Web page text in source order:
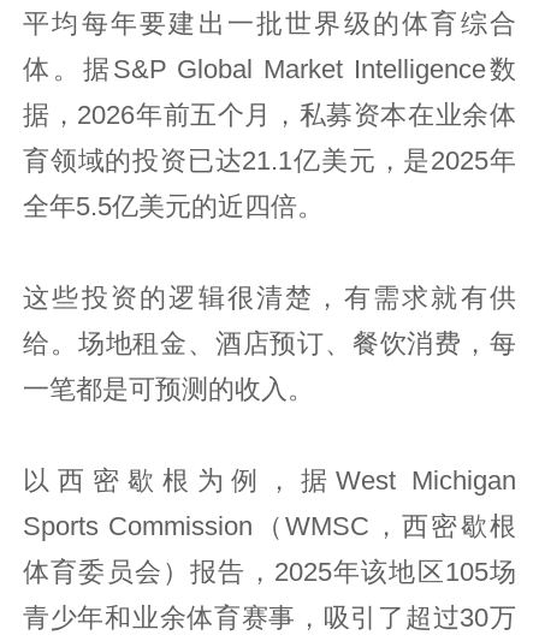
平均每年要建出一批世界级的体育综合
体。据S&P Global Market Intelligence数
据，2026年前五个月，私募资本在业余体
育领域的投资已达21.1亿美元，是2025年
全年5.5亿美元的近四倍。
这些投资的逻辑很清楚，有需求就有供
给。场地租金、酒店预订、餐饮消费，每
一笔都是可预测的收入。
以西密歇根为例，据West Michigan
Sports Commission（WMSC，西密歇根
体育委员会）报告，2025年该地区105场
青少年和业余体育赛事，吸引了超过30万